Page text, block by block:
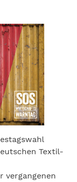
Textil-